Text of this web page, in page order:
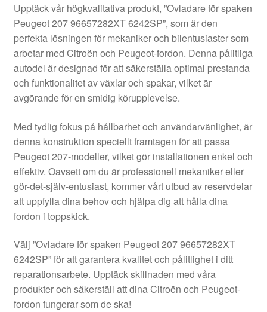
Kolla upp
Kontakt
Mitt konto
Om oss
Reklamationsprocedur
Transport
Vagn
Världsomspännande frakt
Villkor
Upptäck vår högkvalitativa produkt, ”Ovladare för spaken
Peugeot 207 96657282XT 6242SP”, som är den
perfekta lösningen för mekaniker och bilentusiaster som
arbetar med Citroën och Peugeot-fordon. Denna pålitliga
autodel är designad för att säkerställa optimal prestanda
och funktionalitet av växlar och spakar, vilket är
avgörande för en smidig körupplevelse.
Med tydlig fokus på hållbarhet och användarvänlighet, är
denna konstruktion speciellt framtagen för att passa
Peugeot 207-modeller, vilket gör installationen enkel och
effektiv. Oavsett om du är professionell mekaniker eller
gör-det-själv-entusiast, kommer vårt utbud av reservdelar
att uppfylla dina behov och hjälpa dig att hålla dina
fordon i toppskick.
Välj ”Ovladare för spaken Peugeot 207 96657282XT
6242SP” för att garantera kvalitet och pålitlighet i ditt
reparationsarbete. Upptäck skillnaden med våra
produkter och säkerställ att dina Citroën och Peugeot-
fordon fungerar som de ska!